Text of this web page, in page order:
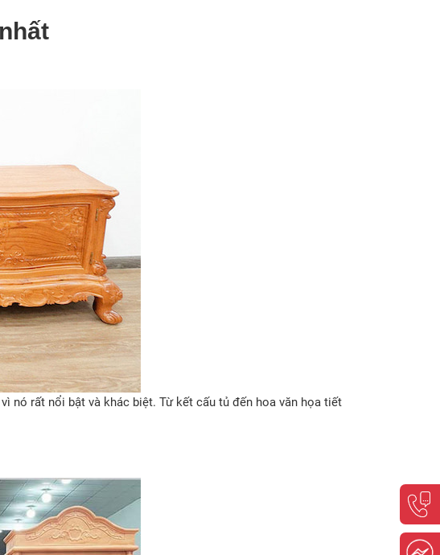
nó rất nổi bật và khác biệt. Từ kết cấu tủ đến hoa văn họa tiết